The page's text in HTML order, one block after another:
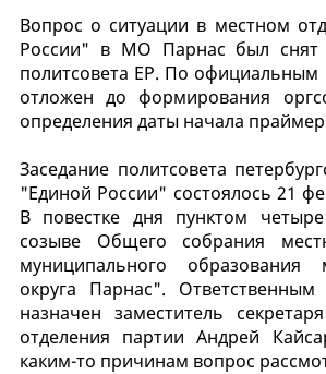
Вопрос о ситуации в местном
России" в МО Парнас был снят
политсовета ЕР. По
отложен до формирования
определения даты начала
Заседание политсовета
"Единой России" состоялось 21
В повестке дня пунктом
созыве Общего собрания
муниципального образования
округа Парнас".
назначен заместитель
отделения партии Андрей
каким-то причинам вопрос